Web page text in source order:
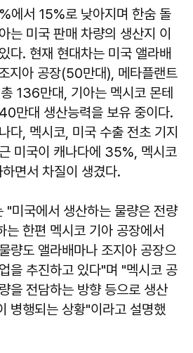
에서 15%로 낮아지며 한숨 돌
는 미국 판매 차량의 생산지 이
다. 현재 현대차는 미국 앨라배
지아 공장(50만대), 메타플랜트
136만대, 기아는 멕시코 몬테
만대 생산능력을 보유 중이다.
다, 멕시코, 미국 수출 전초 기지
미국이 캐나다에 35%, 멕시코
면서 차질이 생겼다.
"미국에서 생산하는 물량은 전량
는 한편 멕시코 기아 공장에서
량도 앨라배마나 조지아 공장으
을 추진하고 있다"며 "멕시코 공
을 전담하는 방향 등으로 생산
병행되는 상황"이라고 설명했